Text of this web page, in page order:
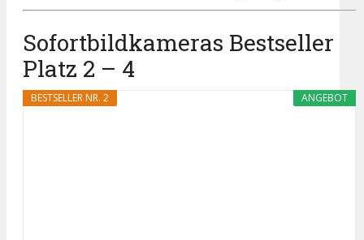
Sofortbildkameras Bestseller
Platz 2 – 4
ANGEBOT
BESTSELLER NR. 2